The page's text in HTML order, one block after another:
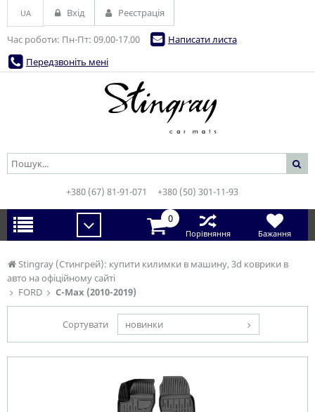
Stingray (Стингрей): купити килимки в машину, 3d коврики в
авто на офіційному сайті
FORD
C-Max (2010-2019)
Сортувати новинки
Час роботи: Пн-Пт: 09.00-17.00
Написати листа
Передзвоніть мені
UA Вхід Реєстрація
+380 (67) 81-91-071 +380 (50) 301-11-93
0
Порівняння Бажання